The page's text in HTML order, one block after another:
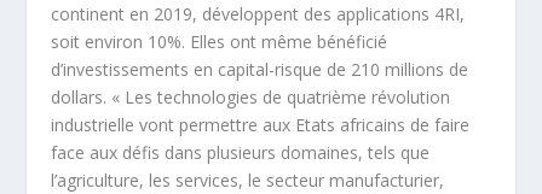
continent en 2019, développent des applications 4RI,
soit environ 10%. Elles ont même bénéficié
d’investissements en capital-risque de 210 millions de
dollars. « Les technologies de quatrième révolution
industrielle vont permettre aux Etats africains de faire
face aux défis dans plusieurs domaines, tels que
l’agriculture, les services, le secteur manufacturier,